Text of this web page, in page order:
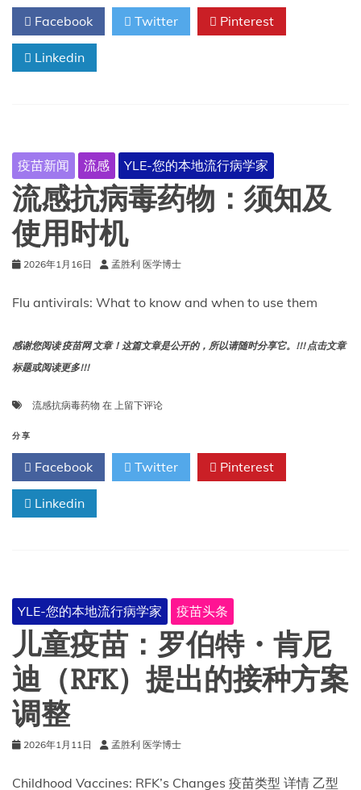
强
你
的
Facebook Twitter Pinterest
Linkedin
疫苗新闻 流感 YLE-您的本地流行病学家
流感抗病毒药物：须知及
使用时机
2026年1月16日 孟胜利 医学博士
Flu antivirals: What to know and when to use them
感谢您阅读 疫苗网 文章！这篇文章是公开的，所以请随时分享它。!!! 点击文章
标题或阅读更多!!!
流感抗病毒药物 在 流
病
药
时
机
上留下评论
分享
Facebook Twitter Pinterest
Linkedin
YLE-您的本地流行病学家 疫苗头条
儿童疫苗：罗伯特・肯尼
迪（RFK）提出的接种方案
调整
2026年1月11日 孟胜利 医学博士
Childhood Vaccines: RFK’s Changes 疫苗类型 详情 乙型